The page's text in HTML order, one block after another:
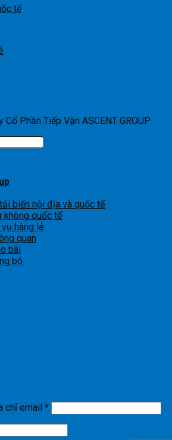
tế
Phần Tiếp Vận ASCENT GROUP
biển nội địa và quốc tế
không quốc tế
hàng lẻ
quan
bãi
bộ
chỉ email *